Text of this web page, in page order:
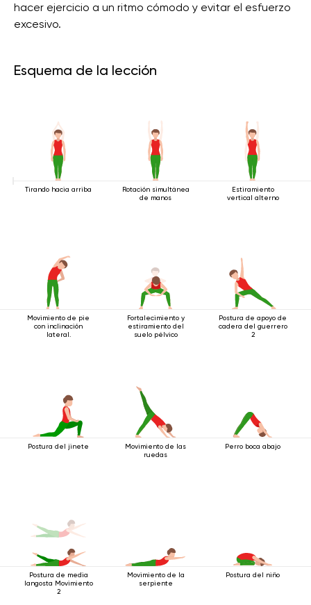
hacer ejercicio a un ritmo cómodo y evitar el esfuerzo
excesivo.
Esquema de la lección
Tirando hacia arriba
Rotación simultánea
de manos
Estiramiento
vertical alterno
Movimiento de pie
con inclinación
lateral.
Fortalecimiento y
estiramiento del
suelo pélvico
Postura de apoyo de
cadera del guerrero
2
Postura del jinete
Movimiento de las
ruedas
Perro boca abajo
Postura de media
langosta Movimiento
2
Movimiento de la
serpiente
Postura del niño